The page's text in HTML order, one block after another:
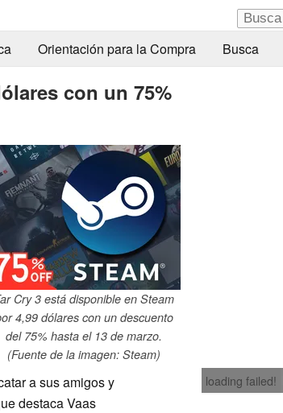
Orientación para la Compra Busca
con un 75%
Cry 3 está disponible en Steam
4,99 dólares con un descuento
del 75% hasta el 13 de marzo.
(Fuente de la imagen: Steam)
loading failed!
a sus amigos y
destaca Vaas